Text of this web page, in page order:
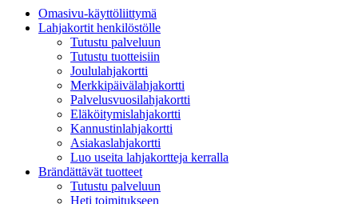
Omasivu-käyttöliittymä
Lahjakortit henkilöstölle
Tutustu palveluun
Tutustu tuotteisiin
Joululahjakortti
Merkkipäivälahjakortti
Palvelusvuosilahjakortti
Eläköitymislahjakortti
Kannustinlahjakortti
Asiakaslahjakortti
Luo useita lahjakortteja kerralla
Brändättävät tuotteet
Tutustu palveluun
Heti toimitukseen